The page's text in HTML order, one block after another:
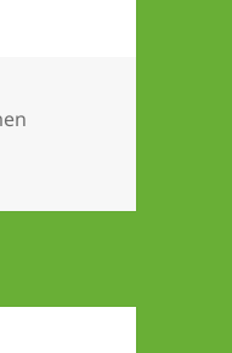
für den FC